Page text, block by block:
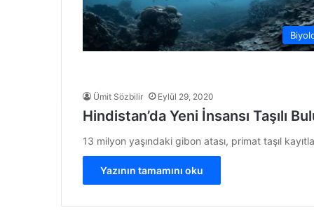
Ümit Sözbilir Eylül 29, 2020
Hindistan’da Yeni İnsansı Taşılı
13 milyon yaşındaki gibon atası, primat taşıl
Yazının tamamını oku